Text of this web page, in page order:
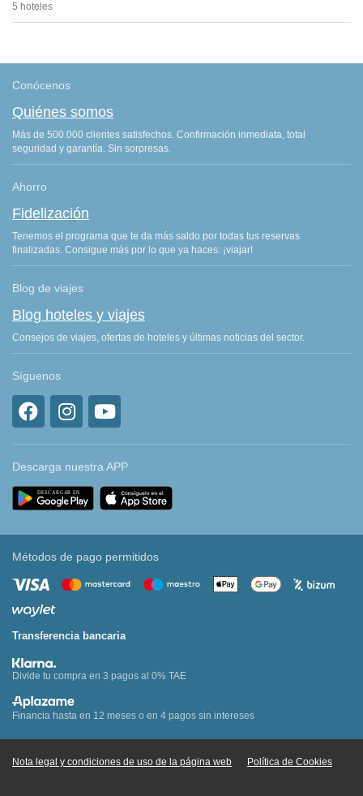
5 hoteles
Conócenos
Quiénes somos
Más de 500.000 clientes satisfechos. Confirmación inmediata, total
seguridad y garantía. Sin sorpresas.
Ahorro
Fidelización
Tenemos el programa que te da más saldo por todas tus reservas
finalizadas. Consigue más por lo que ya haces: ¡viajar!
Blog de viajes
Blog hoteles y viajes
Consejos de viajes, ofertas de hoteles y últimas noticias del sector.
Síguenos
Descarga nuestra APP
Métodos de pago permitidos
Transferencia bancaria
Divide tu compra en 3 pagos al 0% TAE
Financia hasta en 12 meses o en 4 pagos sin intereses
Nota legal y condiciones de uso de la página web Política de Cookies